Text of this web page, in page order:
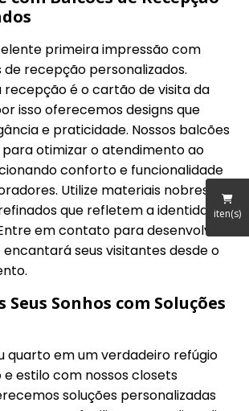
iten(s)
primeira impressão com
de recepção personalizados.
recepção é o cartão de visita da
isso oferecemos designs que
e praticidade. Nossos balcões
otimizar o atendimento ao
conforto e funcionalidade
Utilize materiais nobres e
que refletem a identidade
em contato para desenvolver
seus visitantes desde o
Seus Sonhos com Soluções
quarto em um verdadeiro refúgio
estilo com nossos closets
soluções personalizadas